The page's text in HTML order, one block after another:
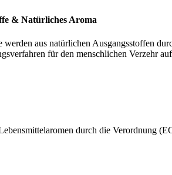
& Natürliches Aroma
aus natürlichen Ausgangsstoffen
für den menschlichen Verzehr
durch die Verordnung